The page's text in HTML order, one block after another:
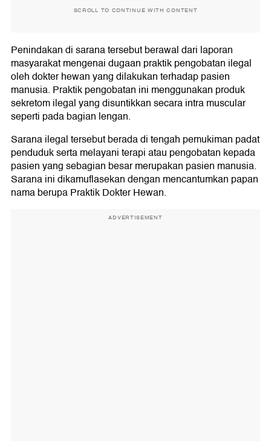
SCROLL TO CONTINUE WITH CONTENT
Penindakan di sarana tersebut berawal dari laporan
masyarakat mengenai dugaan praktik pengobatan ilegal
oleh dokter hewan yang dilakukan terhadap pasien
manusia. Praktik pengobatan ini menggunakan produk
sekretom ilegal yang disuntikkan secara intra muscular
seperti pada bagian lengan.
Sarana ilegal tersebut berada di tengah pemukiman padat
penduduk serta melayani terapi atau pengobatan kepada
pasien yang sebagian besar merupakan pasien manusia.
Sarana ini dikamuflasekan dengan mencantumkan papan
nama berupa Praktik Dokter Hewan.
ADVERTISEMENT